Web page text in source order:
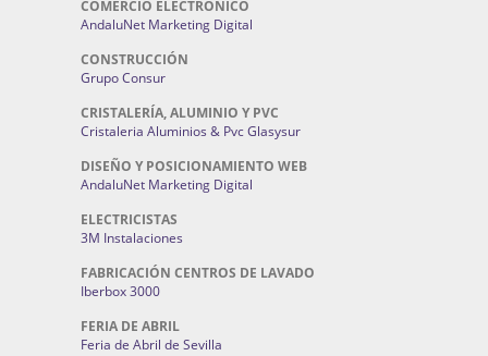
COMERCIO ELECTRONICO
AndaluNet Marketing Digital
CONSTRUCCIÓN
Grupo Consur
CRISTALERÍA, ALUMINIO Y PVC
Cristaleria Aluminios & Pvc Glasysur
DISEÑO Y POSICIONAMIENTO WEB
AndaluNet Marketing Digital
ELECTRICISTAS
3M Instalaciones
FABRICACIÓN CENTROS DE LAVADO
Iberbox 3000
FERIA DE ABRIL
Feria de Abril de Sevilla